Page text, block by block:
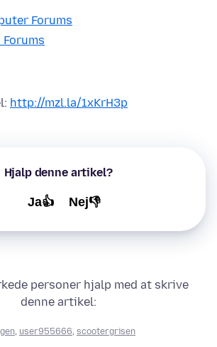
Forums
http://mzl.la/1xKrH3p
Hjalp denne artikel?
Ja👍 Nej👎
personer hjalp med at skrive
denne artikel:
, user955666, scootergrisen